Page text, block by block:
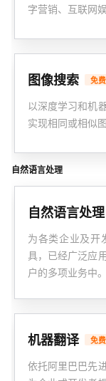
字营销、互联网
图像搜索 免
以深度学习和机
实现相同或相似
自然语言处理
自然语言处
为各类企业及开
具，已经广泛应
户的多项业务中。
机器翻译 免
依托阿里巴巴先